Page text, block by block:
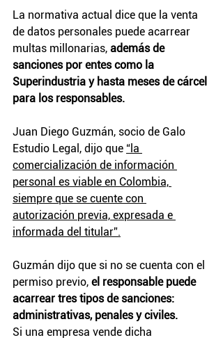
La normativa actual dice que la venta
de datos personales puede acarrear
multas millonarias, además de
sanciones por entes como la
Superindustria y hasta meses de cárcel
para los responsables.
Juan Diego Guzmán, socio de Galo
Estudio Legal, dijo que “la
comercialización de información
personal es viable en Colombia,
siempre que se cuente con
autorización previa, expresada e
informada del titular”.
Guzmán dijo que si no se cuenta con el
permiso previo, el responsable puede
acarrear tres tipos de sanciones:
administrativas, penales y civiles.
Si una empresa vende dicha